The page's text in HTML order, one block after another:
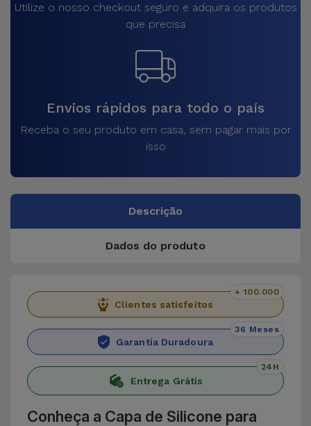
Utilize o nosso checkout seguro e adquira os produtos
que precisa
Envios rápidos para todo o país
Receba o seu produto em casa, sem pagar mais por
isso
Descrição
Dados do produto
Clientes satisfeitos
+ 100.000
Garantia Duradoura
36 Meses
Entrega Grátis
24H
Conheça a Capa de Silicone para